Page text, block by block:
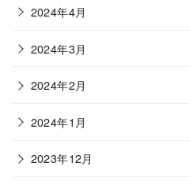
2024年4月
2024年3月
2024年2月
2024年1月
2023年12月